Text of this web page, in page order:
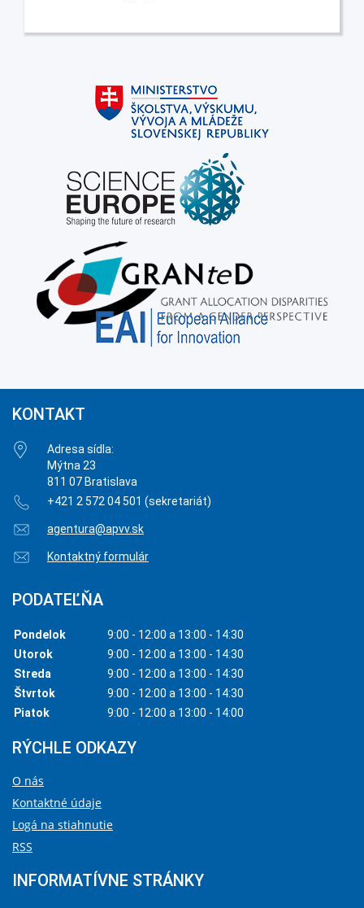
KONTAKT
Adresa sídla:
Mýtna 23
811 07 Bratislava
+421 2 572 04 501 (sekretariát)
agentura@apvv.sk
Kontaktný formulár
PODATEĽŇA
Pondelok
9:00 - 12:00 a 13:00 - 14:30
Utorok
9:00 - 12:00 a 13:00 - 14:30
Streda
9:00 - 12:00 a 13:00 - 14:30
Štvrtok
9:00 - 12:00 a 13:00 - 14:30
Piatok
9:00 - 12:00 a 13:00 - 14:00
RÝCHLE ODKAZY
O nás
Kontaktné údaje
Logá na stiahnutie
RSS
INFORMATÍVNE STRÁNKY